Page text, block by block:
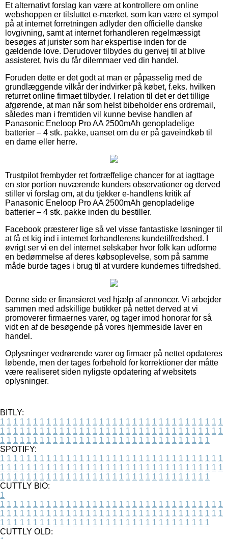
Et alternativt forslag kan være at kontrollere om online
webshoppen er tilsluttet e-mærket, som kan være et sympol
på at internet forretningen adlyder den officielle danske
lovgivning, samt at internet forhandleren regelmæssigt
besøges af jurister som har ekspertise inden for de
gældende love. Derudover tilbydes du genvej til at blive
assisteret, hvis du får dilemmaer ved din handel.
Foruden dette er det godt at man er påpasselig med de
grundlæggende vilkår der indvirker på købet, f.eks. hvilken
returret online firmaet tilbyder. I relation til det er det tillige
afgørende, at man når som helst bibeholder ens ordremail,
således man i fremtiden vil kunne bevise handlen af
Panasonic Eneloop Pro AA 2500mAh genopladelige
batterier – 4 stk. pakke, uanset om du er på gaveindkøb til
en dame eller herre.
Trustpilot frembyder ret fortræffelige chancer for at iagttage
en stor portion nuværende kunders observationer og derved
stiller vi forslag om, at du tjekker e-handlens kritik af
Panasonic Eneloop Pro AA 2500mAh genopladelige
batterier – 4 stk. pakke inden du bestiller.
Facebook præsterer lige så vel visse fantastiske løsninger til
at få et kig ind i internet forhandlerens kundetilfredshed. I
øvrigt ser vi en del internet selskaber hvor folk kan udforme
en bedømmelse af deres købsoplevelse, som på samme
måde burde tages i brug til at vurdere kundernes tilfredshed.
Denne side er finansieret ved hjælp af annoncer. Vi arbejder
sammen med adskillige butikker på nettet derved at vi
promoverer firmaernes varer, og tager imod honorar for så
vidt en af de besøgende på vores hjemmeside laver en
handel.
Oplysninger vedrørende varer og firmaer på nettet opdateres
løbende, men der tages forbehold for korrektioner der måtte
være realiseret siden nyligste opdatering af websitets
oplysninger.
BITLY:
1 1 1 1 1 1 1 1 1 1 1 1 1 1 1 1 1 1 1 1 1 1 1 1 1 1 1 1 1 1 1 1 1 1
1 1 1 1 1 1 1 1 1 1 1 1 1 1 1 1 1 1 1 1 1 1 1 1 1 1 1 1 1 1 1 1 1 1
1 1 1 1 1 1 1 1 1 1 1 1 1 1 1 1 1 1 1 1 1 1 1 1 1 1 1 1 1 1 1 1
SPOTIFY:
1 1 1 1 1 1 1 1 1 1 1 1 1 1 1 1 1 1 1 1 1 1 1 1 1 1 1 1 1 1 1 1 1 1
1 1 1 1 1 1 1 1 1 1 1 1 1 1 1 1 1 1 1 1 1 1 1 1 1 1 1 1 1 1 1 1 1 1
1 1 1 1 1 1 1 1 1 1 1 1 1 1 1 1 1 1 1 1 1 1 1 1 1 1 1 1 1 1 1 1
CUTTLY BIO:
1
1 1 1 1 1 1 1 1 1 1 1 1 1 1 1 1 1 1 1 1 1 1 1 1 1 1 1 1 1 1 1 1 1 1
1 1 1 1 1 1 1 1 1 1 1 1 1 1 1 1 1 1 1 1 1 1 1 1 1 1 1 1 1 1 1 1 1 1
1 1 1 1 1 1 1 1 1 1 1 1 1 1 1 1 1 1 1 1 1 1 1 1 1 1 1 1 1 1 1 1
CUTTLY OLD: